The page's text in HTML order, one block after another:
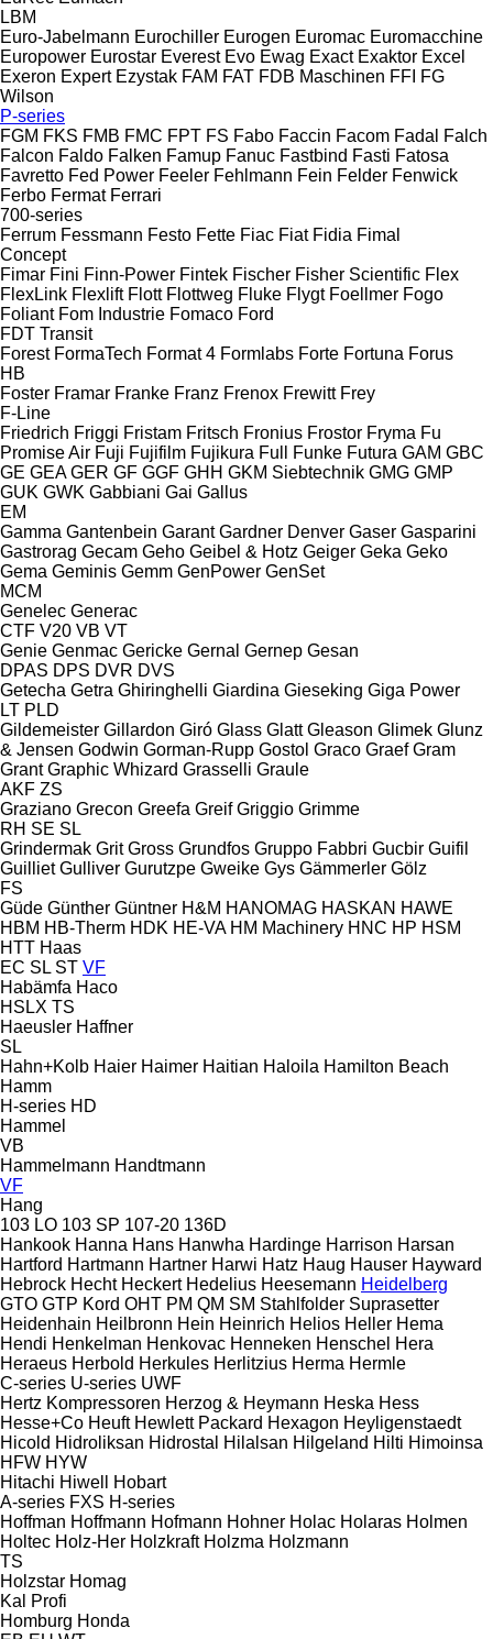
LBM
Euro-Jabelmann Eurochiller Eurogen Euromac Euromacchine
Europower Eurostar Everest Evo Ewag Exact Exaktor Excel
Exeron Expert Ezystak FAM FAT FDB Maschinen FFI FG
Wilson
P-series
FGM FKS FMB FMC FPT FS Fabo Faccin Facom Fadal
Falch
Falcon Faldo Falken Famup Fanuc Fastbind Fasti Fatosa
Favretto Fed Power Feeler Fehlmann Fein Felder Fenwick
Ferbo Fermat Ferrari
700-series
Ferrum Fessmann Festo Fette Fiac Fiat Fidia Fimal
Concept
Fimar Fini Finn-Power Fintek Fischer Fisher Scientific Flex
FlexLink Flexlift Flott Flottweg Fluke Flygt Foellmer Fogo
Foliant Fom Industrie Fomaco Ford
FDT Transit
Forest FormaTech Format 4 Formlabs Forte Fortuna Forus
HB
Foster Framar Franke Franz Frenox Frewitt Frey
F-Line
Friedrich Friggi Fristam Fritsch Fronius Frostor Fryma Fu
Promise Air Fuji Fujifilm Fujikura Full Funke Futura GAM GBC
GE GEA GER GF GGF GHH GKM Siebtechnik GMG GMP
GUK GWK Gabbiani Gai Gallus
EM
Gamma Gantenbein Garant Gardner Denver Gaser Gasparini
Gastrorag Gecam Geho Geibel & Hotz Geiger Geka Geko
Gema Geminis Gemm GenPower GenSet
MCM
Genelec Generac
CTF V20 VB VT
Genie Genmac Gericke Gernal Gernep Gesan
DPAS DPS DVR DVS
Getecha Getra Ghiringhelli Giardina Gieseking Giga Power
LT PLD
Gildemeister Gillardon Giró Glass Glatt Gleason Glimek Glunz
& Jensen Godwin Gorman-Rupp Gostol Graco Graef Gram
Grant Graphic Whizard Grasselli Graule
AKF ZS
Graziano Grecon Greefa Greif Griggio Grimme
RH SE SL
Grindermak Grit Gross Grundfos Gruppo Fabbri Gucbir Guifil
Guilliet Gulliver Gurutzpe Gweike Gys Gämmerler Gölz
FS
Güde Günther Güntner H&M HANOMAG HASKAN HAWE
HBM HB‑Therm HDK HE-VA HM Machinery HNC HP HSM
HTT Haas
EC SL ST VF
Habämfa Haco
HSLX TS
Haeusler Haffner
SL
Hahn+Kolb Haier Haimer Haitian Haloila Hamilton Beach
Hamm
H-series HD
Hammel
VB
Hammelmann Handtmann
VF
Hang
103 LO 103 SP 107-20 136D
Hankook Hanna Hans Hanwha Hardinge Harrison Harsan
Hartford Hartmann Hartner Harwi Hatz Haug Hauser Hayward
Hebrock Hecht Heckert Hedelius Heesemann Heidelberg
GTO GTP Kord OHT PM QM SM Stahlfolder Suprasetter
Heidenhain Heilbronn Hein Heinrich Helios Heller Hema
Hendi Henkelman Henkovac Henneken Henschel Hera
Heraeus Herbold Herkules Herlitzius Herma Hermle
C-series U-series UWF
Hertz Kompressoren Herzog & Heymann Heska Hess
Hesse+Co Heuft Hewlett Packard Hexagon Heyligenstaedt
Hicold Hidroliksan Hidrostal Hilalsan Hilgeland Hilti Himoinsa
HFW HYW
Hitachi Hiwell
Hobart
A-series FXS H-series
Hoffman Hoffmann Hofmann Hohner Holac Holaras Holmen
Holtec Holz-Her Holzkraft Holzma Holzmann
TS
Holzstar Homag
Kal
Profi
Homburg Honda